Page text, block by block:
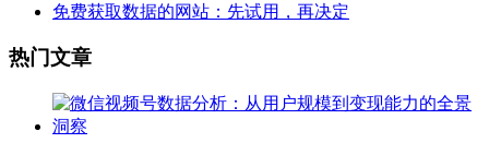
免费获取数据的网站：先试用，再决定
热门文章